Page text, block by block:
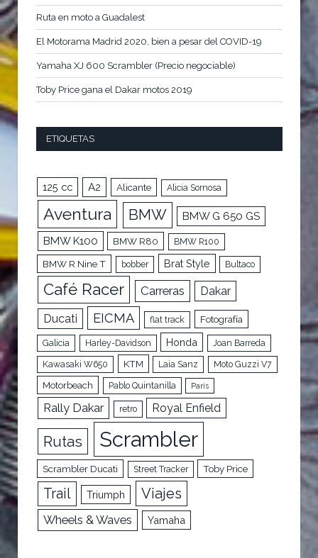
Ruta en moto a Guadalest
El Motorama Madrid 2020, bien a pesar del COVID-19
Yamaha XJ 600 Scrambler (Precio negociable)
Toby Price gana el Dakar motos 2019
ETIQUETAS
125 cc A2 Alicante Alicia Sornosa
Aventura BMW
BMW G 650 GS
BMW K100
BMW R80 BMW R100
BMW R Nine T bobber Brat Style Bultaco
Café Racer Carreras Dakar
Ducati EICMA flat track Fotografía
Galicia Harley-Davidson Honda Joan Barreda
Kawasaki W650 KTM Laia Sanz Moto Guzzi V7
Motorbeach Pablo Quintanilla París
Rally Dakar retro Royal Enfield
Rutas Scrambler
Scrambler Ducati Street Tracker Toby Price
Trail Triumph Viajes
Wheels & Waves Yamaha